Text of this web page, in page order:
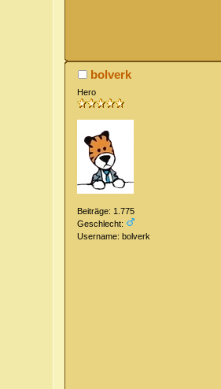
bolverk
Hero
Beiträge: 1.775
Geschlecht:
Username: bolverk